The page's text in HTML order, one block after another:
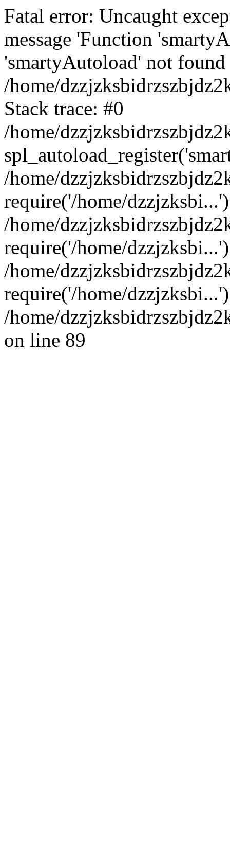
Fatal error: Uncaught
message 'Function
'smartyAutoload' not
/home/
Stack trace: #0
/home/
/home/
require('/home/
/home/
require('/home/
/home/
require('/home/
/home/
on line 89